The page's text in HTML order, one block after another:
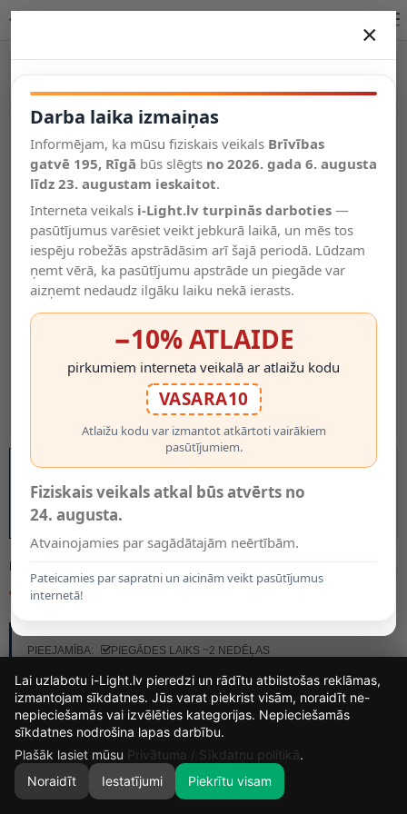
Salīdzināt
Vēlmju
saraksts
Valodas
0
MODELIS:
41.95€
PIEEJAMĪBA:
PIEGĀDES LAIKS ~2 NEDĒĻAS
KRĀSAS IZVĒLE
Balta Melna
×
Darba laika izmaiņas
Informējam, ka mūsu fiziskais veikals Brīvības
gatvē 195, Rīgā būs slēgts no 2026. gada 6. augusta
līdz 23. augustam ieskaitot.
Interneta veikals i-Light.lv turpinās darboties —
pasūtījumus varēsiet veikt jebkurā laikā, un mēs tos
iespēju robežās apstrādāsim arī šajā periodā. Lūdzam
ņemt vērā, ka pasūtījumu apstrāde un piegāde var
aizņemt nedaudz ilgāku laiku nekā ierasts.
−10% ATLAIDE
pirkumiem interneta veikalā ar atlaižu kodu
VASARA10
Atlaižu kodu var izmantot atkārtoti vairākiem
pasūtījumiem.
Fiziskais veikals atkal būs atvērts no
24. augusta.
Atvainojamies par sagādātajām neērtībām.
Pateicamies par sapratni un aicinām veikt pasūtījumus
internetā!
14
DIENAS
10
STUNDAS
57
MIN.
17
Lai uzlabotu i-Light.lv pieredzi un rādītu atbilstošas reklāmas,
izmantojam sīkdatnes. Jūs varat piekrist visām, noraidīt ne-
nepieciešamās vai izvēlēties kategorijas. Nepieciešamās
sīkdatnes nodrošina lapas darbību.
Plašāk lasiet mūsu Privātuma / Sīkdatņu politikā.
Noraidīt
Iestatījumi Piekrītu visam